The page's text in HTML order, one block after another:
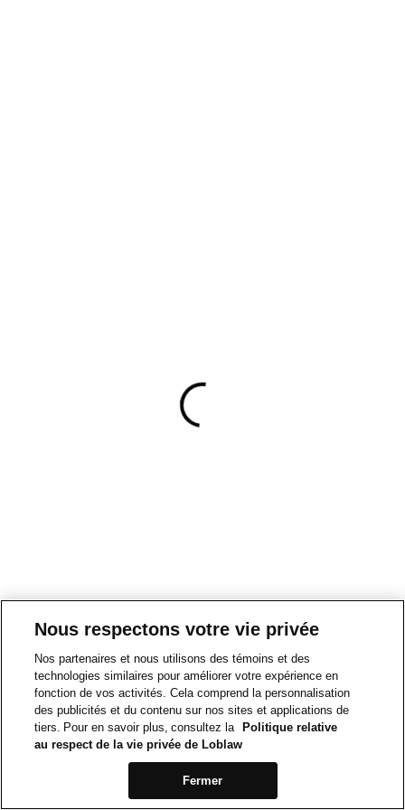
Nous respectons votre vie privée
Nos partenaires et nous utilisons des témoins et des
technologies similaires pour améliorer votre expérience en
fonction de vos activités. Cela comprend la personnalisation
des publicités et du contenu sur nos sites et applications de
tiers. Pour en savoir plus, consultez la
Politique relative
au respect de la vie privée de Loblaw
Fermer